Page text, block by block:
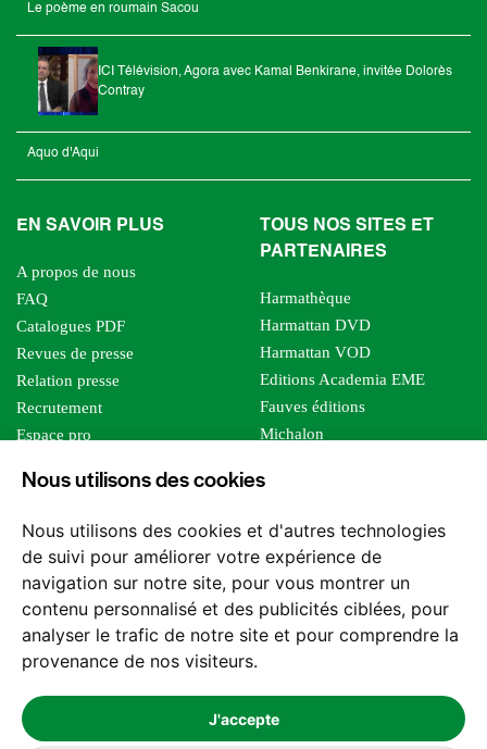
Nous utilisons des cookies
Nous utilisons des cookies et d'autres technologies
de suivi pour améliorer votre expérience de
navigation sur notre site, pour vous montrer un
contenu personnalisé et des publicités ciblées, pour
analyser le trafic de notre site et pour comprendre la
provenance de nos visiteurs.
J'accepte
Le poème en roumain Sacou
ICI Télévision, Agora avec Kamal Benkirane, invitée Dolorès
Contray
Aquo d'Aqui
EN SAVOIR PLUS
A propos de nous
FAQ
Catalogues PDF
Revues de presse
Relation presse
Recrutement
Espace pro
Foreign rights
TOUS NOS SITES ET
PARTENAIRES
Harmathèque
Harmattan DVD
Harmattan VOD
Editions Academia EME
Fauves éditions
Michalon
Editions Sutton
Les impliqués
Tous les éditeurs
Nos structures
Nous contacter